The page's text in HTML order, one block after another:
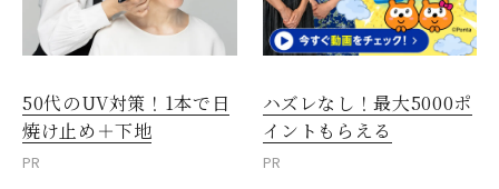
50代のUV対策！1本で日
焼け止め＋下地
PR
ハズレなし！最大5000ポ
イントもらえる
PR